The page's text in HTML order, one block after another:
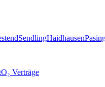
SendlingHaidhausen
O₂ Verträge